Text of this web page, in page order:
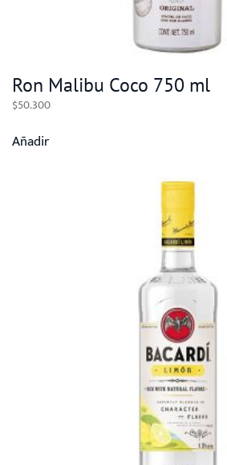
Ron Malibu Coco 750 ml
$50.300
Añadir